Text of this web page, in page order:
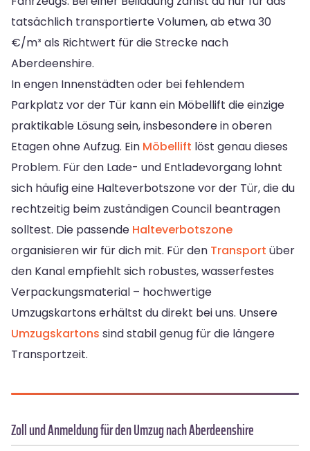
tatsächlich transportierte Volumen, ab etwa 30
€/m³ als Richtwert für die Strecke nach
Aberdeenshire.
In engen Innenstädten oder bei fehlendem
Parkplatz vor der Tür kann ein Möbellift die einzige
praktikable Lösung sein, insbesondere in oberen
Etagen ohne Aufzug. Ein Möbellift löst genau dieses
Problem. Für den Lade- und Entladevorgang lohnt
sich häufig eine Halteverbotszone vor der Tür, die du
rechtzeitig beim zuständigen Council beantragen
solltest. Die passende Halteverbotszone
organisieren wir für dich mit. Für den Transport über
den Kanal empfiehlt sich robustes, wasserfestes
Verpackungsmaterial – hochwertige
Umzugskartons erhältst du direkt bei uns. Unsere
Umzugskartons sind stabil genug für die längere
Transportzeit.
Zoll und Anmeldung für den Umzug nach Aberdeenshire